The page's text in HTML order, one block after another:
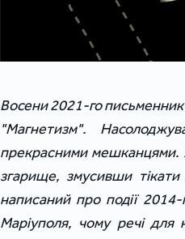
Восени 2021-го письменник
"Магнетизм".
прекрасними мешканцями.
згарище, змусивши
написаний про події
Маріуполя, чому речі для